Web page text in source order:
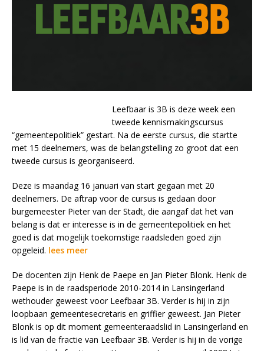
Leefbaar is 3B is deze week een
tweede kennismakingscursus
“gemeentepolitiek” gestart. Na de eerste cursus, die startte
met 15 deelnemers, was de belangstelling zo groot dat een
tweede cursus is georganiseerd.
Deze is maandag 16 januari van start gegaan met 20
deelnemers. De aftrap voor de cursus is gedaan door
burgemeester Pieter van der Stadt, die aangaf dat het van
belang is dat er interesse is in de gemeentepolitiek en het
goed is dat mogelijk toekomstige raadsleden goed zijn
opgeleid. lees meer
De docenten zijn Henk de Paepe en Jan Pieter Blonk. Henk de
Paepe is in de raadsperiode 2010-2014 in Lansingerland
wethouder geweest voor Leefbaar 3B. Verder is hij in zijn
loopbaan gemeentesecretaris en griffier geweest. Jan Pieter
Blonk is op dit moment gemeenteraadslid in Lansingerland en
is lid van de fractie van Leefbaar 3B. Verder is hij in de vorige